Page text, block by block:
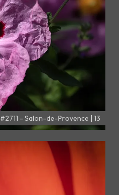
#2711 - Salon-de-Provence | 13